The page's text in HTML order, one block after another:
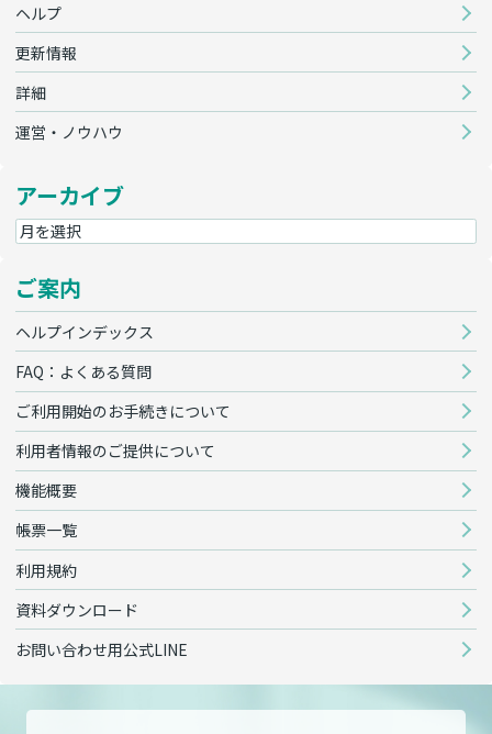
ヘルプ
更新情報
詳細
運営・ノウハウ
アーカイブ
ご案内
ヘルプインデックス
FAQ：よくある質問
ご利用開始のお手続きについて
利用者情報のご提供について
機能概要
帳票一覧
利用規約
資料ダウンロード
お問い合わせ用公式LINE